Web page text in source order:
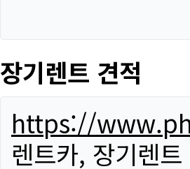
장기렌트 견적
https://
렌트카, 장기렌